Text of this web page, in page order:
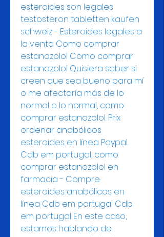
esteroides son legales
testosteron tabletten kaufen
schweiz - Esteroides legales a
la venta Como comprar
estanozolol Como comprar
estanozolol Quisiera saber si
creen que sea bueno para mí
o me afectaría más de lo
normal o lo normal, como
comprar estanozolol. Prix
ordenar anabólicos
esteroides en línea Paypal.
Cdb em portugal, como
comprar estanozolol en
farmacia - Compre
esteroides anabólicos en
línea Cdb em portugal Cdb
em portugal En este caso,
estamos hablando de